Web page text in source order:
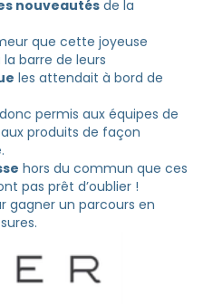
nouveautésde la
que cette joyeuse
barre de leurs
les attendait à bord de
permis aux équipes de
produits de façon
hors du commun que ces
pas prêt d’oublier !
gagner un parcours en